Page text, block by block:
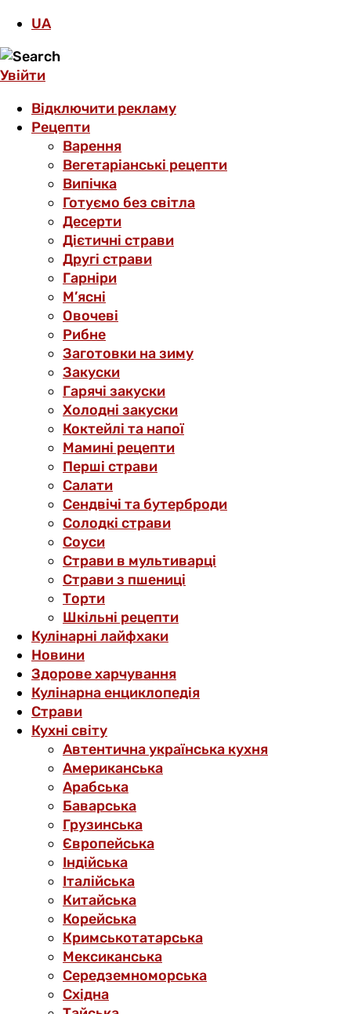
UA
Увійти
Відключити рекламу
Рецепти
Варення
Вегетаріанські рецепти
Випічка
Готуємо без світла
Десерти
Дієтичні страви
Другі страви
Гарніри
М’ясні
Овочеві
Рибне
Заготовки на зиму
Закуски
Гарячі закуски
Холодні закуски
Коктейлі та напої
Мамині рецепти
Перші страви
Салати
Сендвічі та бутерброди
Солодкі страви
Соуси
Страви в мультиварці
Страви з пшениці
Торти
Шкільні рецепти
Кулінарні лайфхаки
Новини
Здорове харчування
Кулінарна енциклопедія
Страви
Кухні світу
Автентична українська кухня
Американська
Арабська
Баварська
Грузинська
Європейська
Індійська
Італійська
Китайська
Корейська
Кримськотатарська
Мексиканська
Середземноморська
Східна